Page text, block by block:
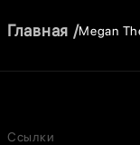
Главная Megan
Ссылки